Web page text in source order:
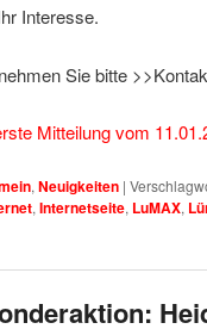
Interesse.
Sie bitte
Mitteilung vom
, Neuigkeiten |
, Internetseite, LuMAX,